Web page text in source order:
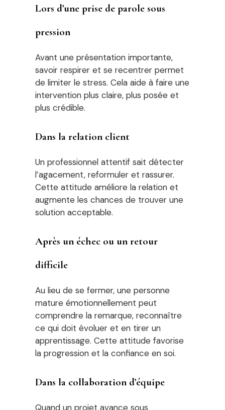
Lors d’une prise de parole sous
pression
Avant une présentation importante,
savoir respirer et se recentrer permet
de limiter le stress. Cela aide à faire une
intervention plus claire, plus posée et
plus crédible.
Dans la relation client
Un professionnel attentif sait détecter
l’agacement, reformuler et rassurer.
Cette attitude améliore la relation et
augmente les chances de trouver une
solution acceptable.
Après un échec ou un retour
difficile
Au lieu de se fermer, une personne
mature émotionnellement peut
comprendre la remarque, reconnaître
ce qui doit évoluer et en tirer un
apprentissage. Cette attitude favorise
la progression et la confiance en soi.
Dans la collaboration d’équipe
Quand un projet avance sous